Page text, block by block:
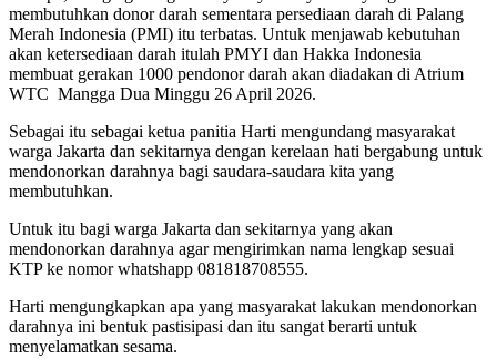
membutuhkan donor darah sementara persediaan darah di Palang
Merah Indonesia (PMI) itu terbatas. Untuk menjawab kebutuhan
akan ketersediaan darah itulah PMYI dan Hakka Indonesia
membuat gerakan 1000 pendonor darah akan diadakan di Atrium
WTC Mangga Dua Minggu 26 April 2026.
Sebagai itu sebagai ketua panitia Harti mengundang masyarakat
warga Jakarta dan sekitarnya dengan kerelaan hati bergabung untuk
mendonorkan darahnya bagi saudara-saudara kita yang
membutuhkan.
Untuk itu bagi warga Jakarta dan sekitarnya yang akan
mendonorkan darahnya agar mengirimkan nama lengkap sesuai
KTP ke nomor whatshapp 081818708555.
Harti mengungkapkan apa yang masyarakat lakukan mendonorkan
darahnya ini bentuk pastisipasi dan itu sangat berarti untuk
menyelamatkan sesama.